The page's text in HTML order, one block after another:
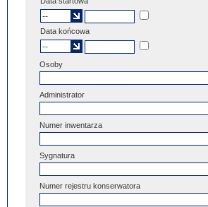
Data końcowa
Osoby
Administrator
Numer inwentarza
Sygnatura
Numer rejestru konserwatora